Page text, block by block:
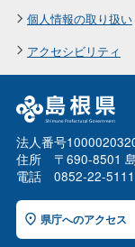
個人情報の取り扱い
アクセシビリティ
法人番号
住所 〒690-8501
電話 0852-22-5111
県庁へのアクセス